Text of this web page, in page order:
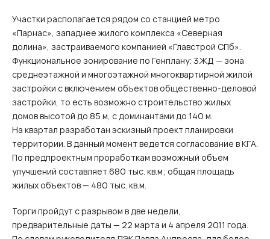
Участки располагается рядом со станцией метро
«Парнас», западнее жилого комплекса «Северная
долина», застраиваемого компанией «Главстрой СПб».
Функциональное зонирование по Генплану: 3ЖД — зона
среднеэтажной и многоэтажной многоквартирной жилой
застройки с включением объектов общественно-деловой
застройки, то есть возможно строительство жилых
домов высотой до 85 м, с доминантами до 140 м.
На квартал разработан эскизный проект планировки
территории. В данный момент ведется согласование в КГА.
По предпроектным проработкам возможный объем
улучшений составляет 680 тыс. кв.м; общая площадь
жилых объектов — 480 тыс. кв.м.
Торги пройдут с разрывом в две недели,
предварительные даты — 22 марта и 4 апреля 2011 года.